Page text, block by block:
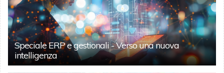
Speciale ERP e gestionali - Verso una nuova
intelligenza